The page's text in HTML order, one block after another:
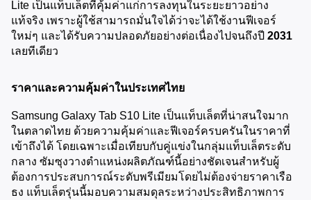
Lite เป็นแท็บเล็ตที่คุ้มค่าแก่การลงทุนในระยะยาวอย่าง
แท้จริง เพราะผู้ใช้สามารถมั่นใจได้ว่าจะได้ใช้งานฟีเจอร์
ใหม่ๆ และได้รับความปลอดภัยอย่างต่อเนื่องไปจนถึงปี 2031
เลยทีเดียว
ราคาและความคุ้มค่าในประเทศไทย
Samsung Galaxy Tab S10 Lite เป็นแท็บเล็ตที่น่าสนใจมาก
ในตลาดไทย ด้วยความคุ้มค่าและฟีเจอร์ครบครันในราคาที่
เข้าถึงได้ โดยเฉพาะเมื่อเทียบกับคู่แข่งในกลุ่มแท็บเล็ตระดับ
กลาง ซัมซุงวางตำแหน่งผลิตภัณฑ์นี้อย่างชัดเจนสำหรับผู้
ต้องการประสบการณ์ระดับพรีเมียมโดยไม่ต้องจ่ายราคาเรือ
ธง แท็บเล็ตรุ่นนี้มอบความสมดุลระหว่างประสิทธิภาพการ